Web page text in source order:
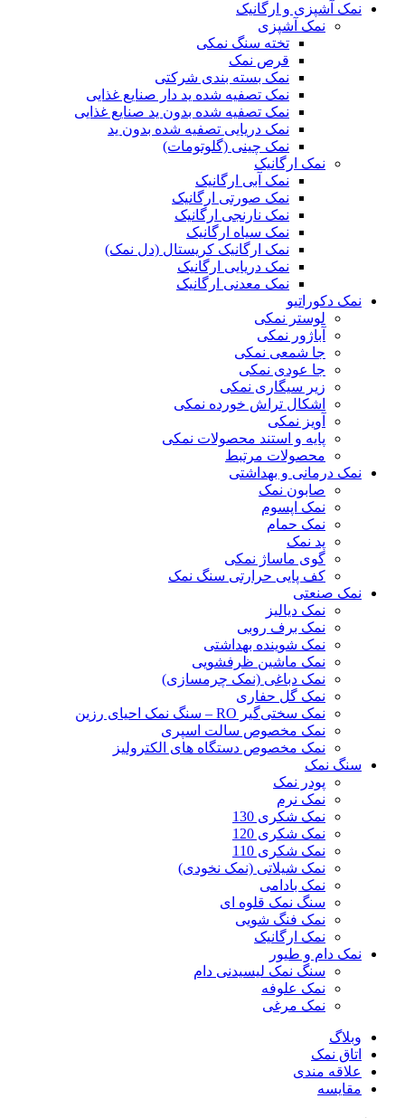
نمک آشپزی و ارگانیک
نمک آشپزی
تخته سنگ نمکی
قرص نمک
نمک بسته بندی شرکتی
نمک تصفیه شده ید دار صنایع غذایی
نمک تصفیه شده بدون ید صنایع غذایی
نمک دریایی تصفیه شده بدون ید
نمک چینی (گلوتومات)
نمک ارگانیک
نمک آبی ارگانیک
نمک صورتی ارگانیک
نمک نارنجی ارگانیک
نمک سیاه ارگانیک
نمک ارگانیک کریستال (دل نمک)
نمک دریایی ارگانیک
نمک معدنی ارگانیک
نمک دکوراتیو
لوستر نمکی
آباژور نمکی
جا شمعی نمکی
جا عودی نمکی
زیر سیگاری نمکی
اشکال تراش خورده نمکی
آویز نمکی
پایه و استند محصولات نمکی
محصولات مرتبط
نمک درمانی و بهداشتی
صابون نمک
نمک اپسوم
نمک حمام
پد نمک
گوی ماساژ نمکی
کف پایی حرارتی سنگ نمک
نمک صنعتی
نمک دیالیز
نمک برف روبی
نمک شوینده بهداشتی
نمک ماشین ظرفشویی
نمک دباغی (نمک چرمسازی)
نمک گل حفاری
نمک سختی‌گیر RO – سنگ نمک احیای رزین
نمک مخصوص سالت اسپری
نمک مخصوص دستگاه های الکترولیز
سنگ نمک
پودر نمک
نمک نرم
نمک شکری 130
نمک شکری 120
نمک شکری 110
نمک شیلاتی (نمک نخودی)
نمک بادامی
سنگ نمک قلوه ای
نمک فنگ شویی
نمک ارگانیک
نمک دام و طیور
سنگ نمک لیسیدنی دام
نمک علوفه
نمک مرغی
وبلاگ
اتاق نمک
علاقه مندی
مقایسه